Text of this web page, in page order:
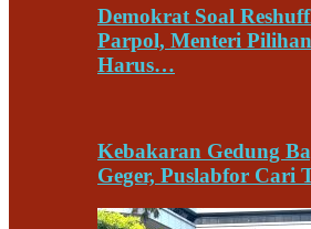
Demokrat Soal
Parpol, Menteri
Harus…
Kebakaran Gedung
Geger, Puslabfor Cari